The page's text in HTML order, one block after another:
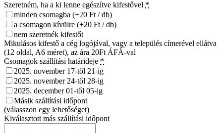
Szeretném, ha a ki lenne egészítve kifestővel *
minden csomagba (+20 Ft / db)
a csomagon kívülre (+20 Ft / db)
nem szeretnék kifestőt
Mikulásos kifestő a cég logójával, vagy a település címerével ellátva
(12 oldal, A6 méret), az ára 20Ft ÁFÁ-val
Csomagok szállítási határideje *
2025. november 17-től 21-ig
2025. november 24-től 28-ig
2025. december 01-től 05-ig
Másik szállítási időpont
(válasszon egy lehetőséget)
Kiválasztott más szállítási időpont